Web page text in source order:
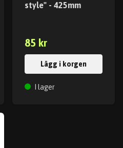
style" - 425mm
85 kr
Lägg i korgen
I lager